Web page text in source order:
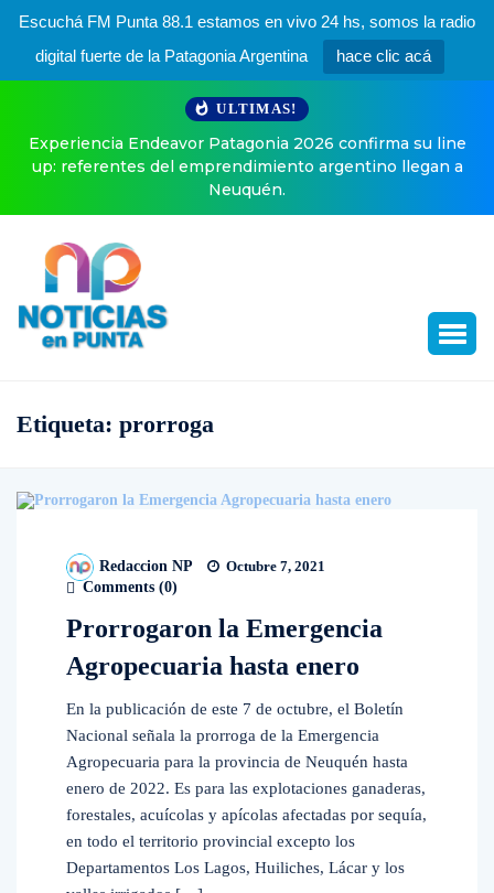
Escuchá FM Punta 88.1 estamos en vivo 24 hs, somos la radio
digital fuerte de la Patagonia Argentina
hace clic acá
ULTIMAS!
Experiencia Endeavor Patagonia 2026 confirma su line
up: referentes del emprendimiento argentino llegan a
Neuquén.
Etiqueta: prorroga
Redaccion NP
Octubre 7, 2021
Comments (0)
Prorrogaron la Emergencia
Agropecuaria hasta enero
En la publicación de este 7 de octubre, el Boletín
Nacional señala la prorroga de la Emergencia
Agropecuaria para la provincia de Neuquén hasta
enero de 2022. Es para las explotaciones ganaderas,
forestales, acuícolas y apícolas afectadas por sequía,
en todo el territorio provincial excepto los
Departamentos Los Lagos, Huiliches, Lácar y los